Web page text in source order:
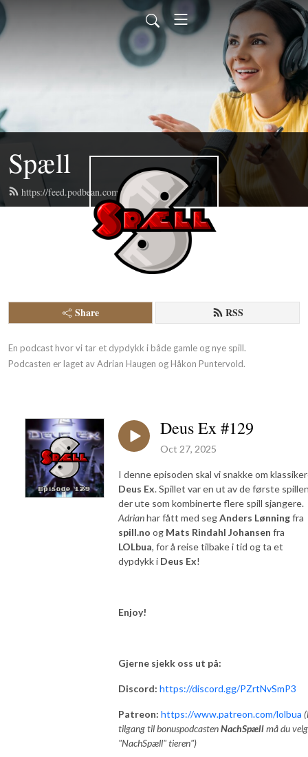
Spæll
https://feed.podbean.com/spaell/feed.xml
Share RSS
En podcast hvor vi tar et dypdykk i både gamle og nye spill.
Podcasten er laget av Adrian Haugen og Håkon Puntervold.
Deus Ex #129
Oct 27, 2025
I denne episoden skal vi snakke om
Deus Ex. Spillet var en ut av de første
der ute som kombinerte flere spill sjangere.
Adrianhar fått med segAnders Lønningfra
spill.no og Mats Rindahl Johansen fra
LOLbua, for å reise tilbake i tid og ta et
dypdykk i Deus Ex!
Enjoy!
Gjerne sjekk oss ut på:
Discord: https://discord.gg/PZrtNvSmP3
Patreon: https://www.patreon.com/lolbua
tilgang til bonuspodcastenNachSpællmå du
"NachSpæll" tieren")